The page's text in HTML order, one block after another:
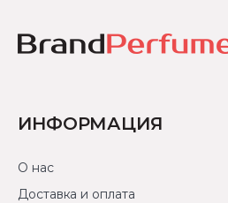
ИНФОРМАЦИЯ
О нас
Доставка и оплата